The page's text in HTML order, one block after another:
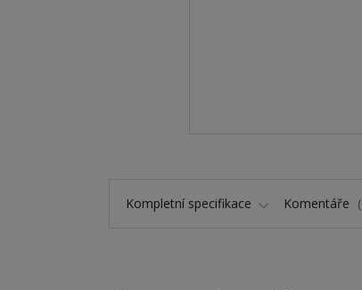
Kompletní specifikace Komentáře